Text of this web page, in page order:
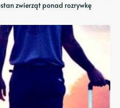
zwierząt ponad rozrywkę